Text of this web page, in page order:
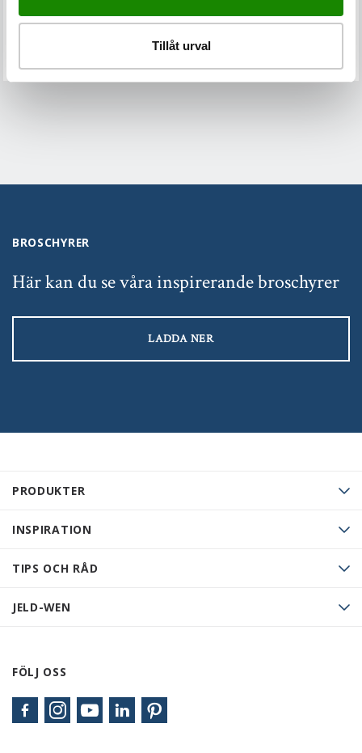
Tillåt urval
PRODUKTER
INSPIRATION
TIPS OCH RÅD
JELD-WEN
FÖLJ OSS
BROSCHYRER
Här kan du se våra inspirerande broschyrer
LADDA NER